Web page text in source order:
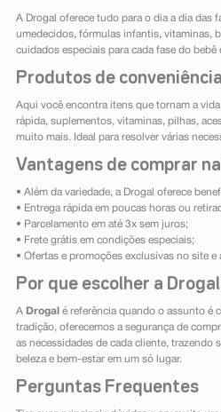
A Drogal oferece tudo para o dia a dia das
umedecidos, fórmulas infantis, vitaminas,
cuidados especiais para cada fase do bebê
Produtos de conveniência
Aqui você encontra itens que tornam a
rápida, suplementos, vitaminas, pilhas,
muito mais. Ideal para resolver várias
Vantagens de comprar
• Além da variedade, a Drogal oferece
• Entrega rápida em poucas horas ou
• Parcelamento em até 3x sem juros;
• Frete grátis em condições especiais;
• Ofertas e promoções exclusivas no site e
Por que escolher a
A Drogal é referência quando o assunto é
tradição, oferecemos a segurança de
as necessidades de cada cliente, trazendo
beleza e bem-estar em um só lugar.
Perguntas Frequentes